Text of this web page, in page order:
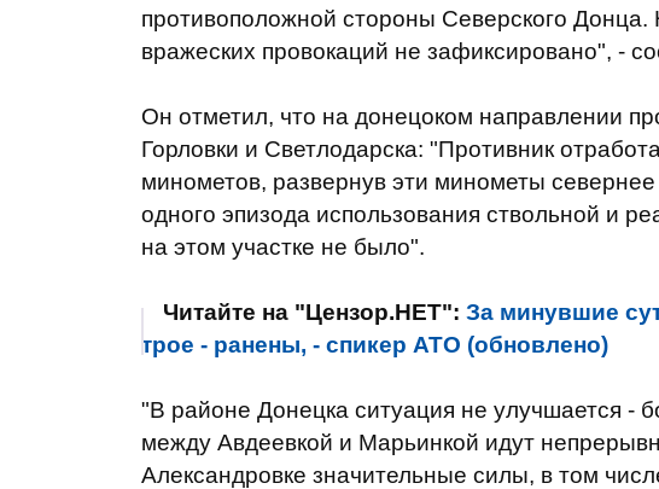
противоположной стороны Северского
вражеских провокаций не зафиксировано", -
Он отметил, что на донецоком направлении
Горловки и Светлодарска: "Противник
минометов, развернув эти минометы
одного эпизода использования ствольной и
на этом участке не было".
Читайте на "Цензор.НЕТ": За минувшие
трое - ранены, - спикер АТО (обновлено)
"В районе Донецка ситуация не улучшается -
между Авдеевкой и Марьинкой идут
Александровке значительные силы, в том